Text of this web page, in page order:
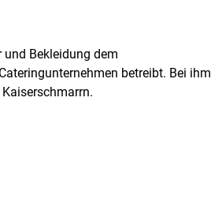
Bekleidung dem
betreibt. Bei ihm